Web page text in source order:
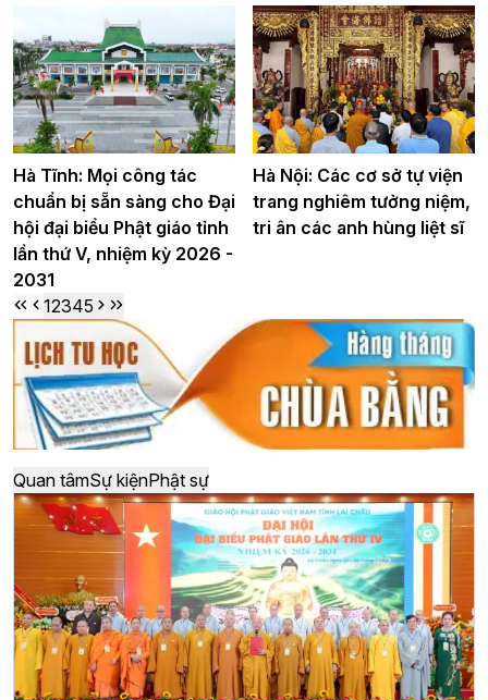
Hà Tĩnh: Mọi công tác
chuẩn bị sẵn sàng cho Đại
hội đại biểu Phật giáo tỉnh
lần thứ V, nhiệm kỳ 2026 -
2031
Hà Nội: Các cơ sở tự viện
trang nghiêm tưởng niệm,
tri ân các anh hùng liệt sĩ
12345
Quan tâmSự kiệnPhật sự